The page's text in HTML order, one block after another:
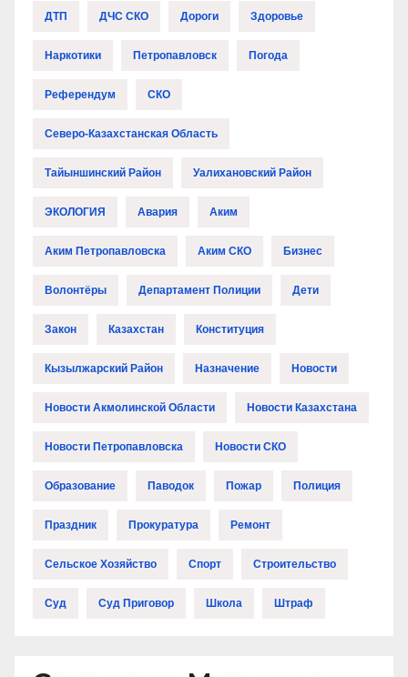
ДТП ДЧС СКО Дороги Здоровье
Наркотики Петропавловск Погода
Референдум СКО
Северо-Казахстанская Область
Тайыншинский Район Уалихановский Район
ЭКОЛОГИЯ Авария Аким
Аким Петропавловска Аким СКО Бизнес
Волонтёры Департамент Полиции Дети
Закон Казахстан Конституция
Кызылжарский Район Назначение Новости
Новости Акмолинской Области Новости Казахстана
Новости Петропавловска Новости СКО
Образование Паводок Пожар Полиция
Праздник Прокуратура Ремонт
Сельское Хозяйство Спорт Строительство
Суд Суд Приговор Школа Штраф